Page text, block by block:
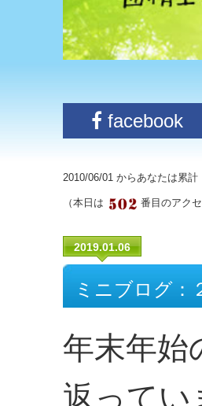
facebook
2010/06/01 からあなたは累計
（本日は 番目のアク
2019.01.06
ミニブログ
年末年始
返ってい